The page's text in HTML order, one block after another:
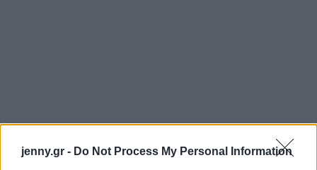
jenny.gr - Do Not Process My Personal Information